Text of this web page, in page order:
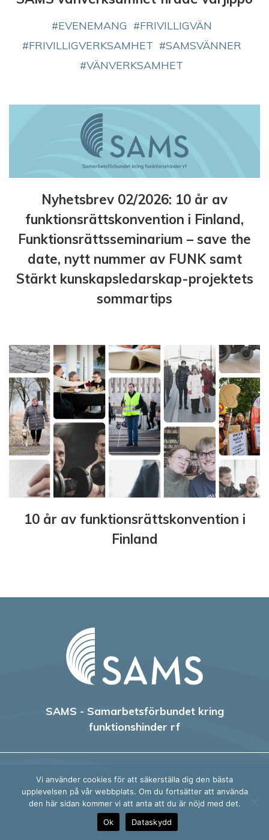
EVENEMANG
FRIVILLIGVÄN
FRIVILLIGVERKSAMHET
SAMSVÄNNER
VÄNVERKSAMHET
Nyhetsbrev 02/2026: 10 år av
funktionsrättskonvention i Finland,
Funktionsrättsseminarium – save the
date, nytt nummer av FUNK samt
Stärkt kunskapsledarskap-projektets
sommartips
10 år av funktionsrättskonvention i
Finland
SAMS - Samarbetsförbundet kring
funktionshinder rf
HELSINGFORS
Medelhavsgatan 14,
00220 HELSINGFORS
Vi använder cookies för att säkerställa dig den bästa
upplevelsen på vår webbplats. Om du fortsätter att använda
den här sidan kommer vi att anta att du är nöjd med det.
Ok
Dataskydd